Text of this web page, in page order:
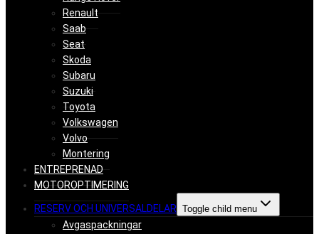
Renault
Saab
Seat
Skoda
Subaru
Suzuki
Toyota
Volkswagen
Volvo
Montering
ENTREPRENAD
MOTOROPTIMERING
RESERV OCH UNIVERSALDELAR Toggle child menu
Avgaspackningar